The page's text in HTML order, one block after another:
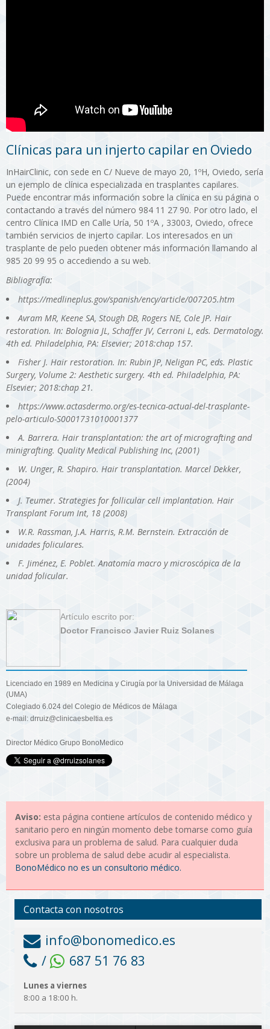
Clínicas para un injerto capilar en Oviedo
InHairClinic, con sede en C/ Nueve de mayo 20, 1ºH, Oviedo, sería
un ejemplo de clínica especializada en trasplantes capilares.
Puede encontrar más información sobre la clínica en su página o
contactando a través del número 984 11 27 90. Por otro lado, el
centro Clínica IMD en Calle Uría, 50 1ºA , 33003, Oviedo, ofrece
también servicios de injerto capilar. Los interesados en un
trasplante de pelo pueden obtener más información llamando al
985 20 99 95 o accediendo a su web.
Bibliografía:
https://medlineplus.gov/spanish/ency/article/007205.htm
Avram MR, Keene SA, Stough DB, Rogers NE, Cole JP. Hair
restoration. In: Bolognia JL, Schaffer JV, Cerroni L, eds. Dermatology.
4th ed. Philadelphia, PA: Elsevier; 2018:chap 157.
Fisher J. Hair restoration. In: Rubin JP, Neligan PC, eds. Plastic
Surgery, Volume 2: Aesthetic surgery. 4th ed. Philadelphia, PA:
Elsevier; 2018:chap 21.
https://www.actasdermo.org/es-tecnica-actual-del-trasplante-
pelo-articulo-S0001731010001377
A. Barrera. Hair transplantation: the art of micrografting and
minigrafting. Quality Medical Publishing Inc, (2001)
W. Unger, R. Shapiro. Hair transplantation. Marcel Dekker,
(2004)
J. Teumer. Strategies for follicular cell implantation. Hair
Transplant Forum Int, 18 (2008)
W.R. Rassman, J.A. Harris, R.M. Bernstein. Extracción de
unidades foliculares.
F. Jiménez, E. Poblet. Anatomía macro y microscópica de la
unidad folicular.
Artículo escrito por:
Doctor Francisco Javier Ruiz Solanes
Licenciado en 1989 en Medicina y Cirugía por la Universidad de Málaga
(UMA)
Colegiado 6.024 del Colegio de Médicos de Málaga
e-mail: drruiz@clinicaesbeltia.es
Director Médico Grupo BonoMedico
Aviso: esta página contiene artículos de contenido médico y
sanitario pero en ningún momento debe tomarse como guía
exclusiva para un problema de salud. Para cualquier duda
sobre un problema de salud debe acudir al especialista.
BonoMédico no es un consultorio médico.
Contacta con nosotros
info@bonomedico.es
/
687 51 76 83
Lunes a viernes
8:00 a 18:00 h.